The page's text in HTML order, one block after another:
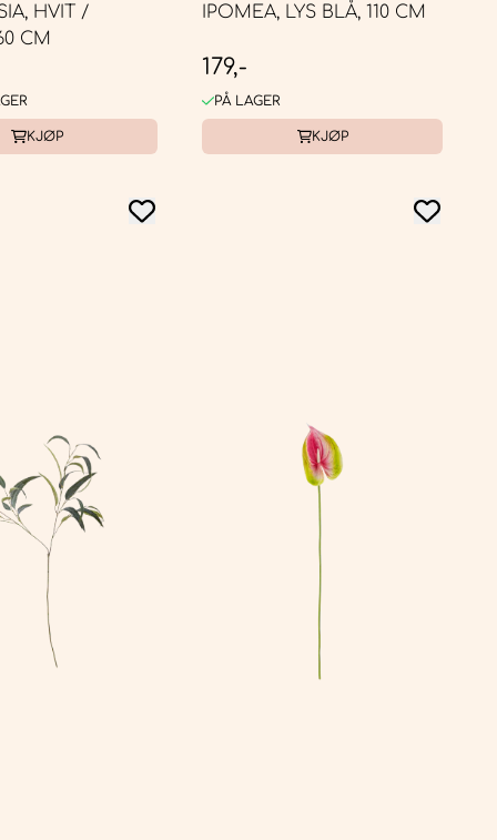
HVIT /
CM
KJØP
IPOMEA, LYS BLÅ, 110 CM
179,-
PÅ LAGER
KJØP